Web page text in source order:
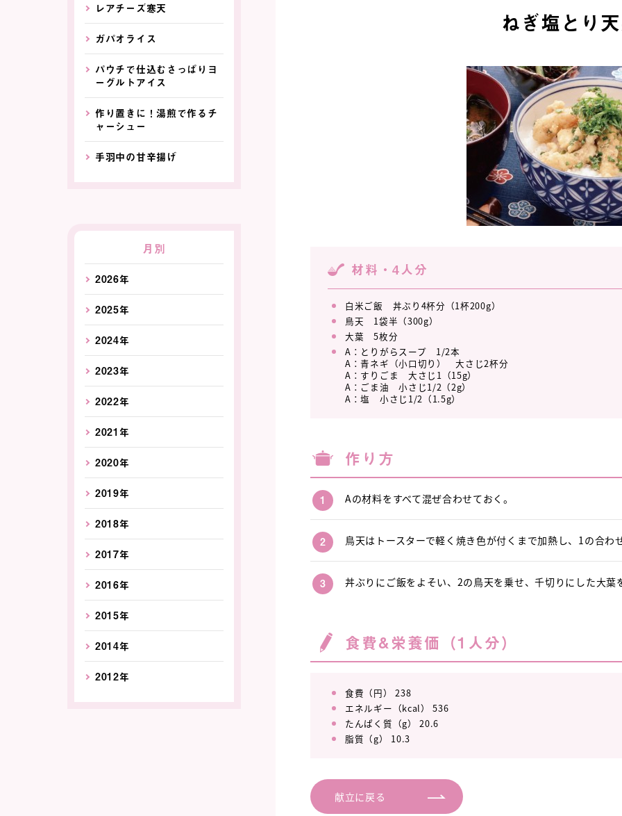
ねぎ塩とり
材料・4人分
白米ご飯 丼ぶり4杯分（1杯200g）
鳥天 1袋半（300g）
大葉 5枚分
A：とりがらスープ 1/2本
A：青ネギ（小口切り） 大さじ2杯分
A：すりごま 大さじ1（15g）
A：ごま油 小さじ1/2（2g）
A：塩 小さじ1/2（1.5g）
作り方
Aの材料をすべて混ぜ合わせておく。
鳥天はトースターで軽く焼き色が付くまで加熱し、1の合わ
丼ぶりにご飯をよそい、2の鳥天を乗せ、千切りにした大葉
食費&栄養価（1人分）
食費（円） 238
エネルギー（kcal） 536
たんぱく質（g） 20.6
脂質（g） 10.3
献立に戻る
レアチーズ寒天
ガパオライス
パウチで仕込むさっぱりヨ
ーグルトアイス
作り置きに！湯煎で作るチ
ャーシュー
手羽中の甘辛揚げ
月別
2026年
2025年
2024年
2023年
2022年
2021年
2020年
2019年
2018年
2017年
2016年
2015年
2014年
2012年